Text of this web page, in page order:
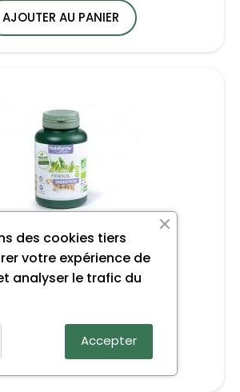
AJOUTER AU PANIER
& Transit
Fenouil bio
12,00 €
AJOUTER AU PANIER
des cookies tiers
votre expérience de
analyser le trafic du
Accepter